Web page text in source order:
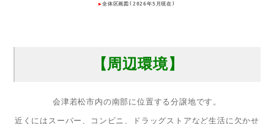
▶全体区画図(2026年5月現在)
【周辺環境】
会津若松市内の南部に位置する分譲地です。
近くにはスーパー、コンビニ、ドラッグストアなど生活に欠かせ